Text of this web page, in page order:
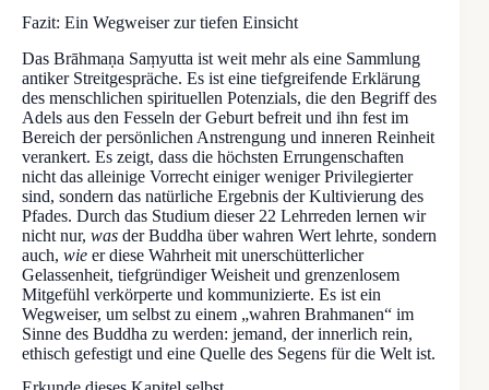
Fazit: Ein Wegweiser zur tiefen Einsicht
Das Brāhmaṇa Saṃyutta ist weit mehr als eine Sammlung
antiker Streitgespräche. Es ist eine tiefgreifende Erklärung
des menschlichen spirituellen Potenzials, die den Begriff des
Adels aus den Fesseln der Geburt befreit und ihn fest im
Bereich der persönlichen Anstrengung und inneren Reinheit
verankert. Es zeigt, dass die höchsten Errungenschaften
nicht das alleinige Vorrecht einiger weniger Privilegierter
sind, sondern das natürliche Ergebnis der Kultivierung des
Pfades. Durch das Studium dieser 22 Lehrreden lernen wir
nicht nur, was der Buddha über wahren Wert lehrte, sondern
auch, wie er diese Wahrheit mit unerschütterlicher
Gelassenheit, tiefgründiger Weisheit und grenzenlosem
Mitgefühl verkörperte und kommunizierte. Es ist ein
Wegweiser, um selbst zu einem „wahren Brahmanen“ im
Sinne des Buddha zu werden: jemand, der innerlich rein,
ethisch gefestigt und eine Quelle des Segens für die Welt ist.